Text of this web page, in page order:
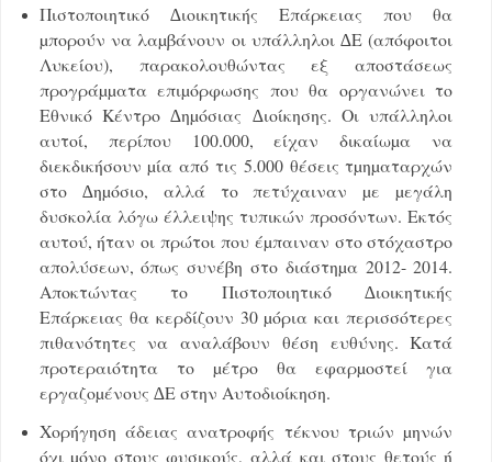
Πιστοποιητικό ∆ιοικητικής Επάρκειας που θα
µπορούν να λαµβάνουν οι υπάλληλοι ∆Ε (απόφοιτοι
Λυκείου), παρακολουθώντας εξ αποστάσεως
προγράµµατα επιµόρφωσης που θα οργανώνει το
Εθνικό Κέντρο ∆ηµόσιας ∆ιοίκησης. Οι υπάλληλοι
αυτοί, περίπου 100.000, είχαν δικαίωµα να
διεκδικήσουν µία από τις 5.000 θέσεις τµηµαταρχών
στο ∆ηµόσιο, αλλά το πετύχαιναν µε µεγάλη
δυσκολία λόγω έλλειψης τυπικών προσόντων. Εκτός
αυτού, ήταν οι πρώτοι που έµπαιναν στο στόχαστρο
απολύσεων, όπως συνέβη στο διάστηµα 2012- 2014.
Αποκτώντας το Πιστοποιητικό ∆ιοικητικής
Επάρκειας θα κερδίζουν 30 µόρια και περισσότερες
πιθανότητες να αναλάβουν θέση ευθύνης. Κατά
προτεραιότητα το µέτρο θα εφαρµοστεί για
εργαζοµένους ∆Ε στην Αυτοδιοίκηση.
Χορήγηση άδειας ανατροφής τέκνου τριών µηνών
όχι µόνο στους φυσικούς, αλλά και στους θετούς ή